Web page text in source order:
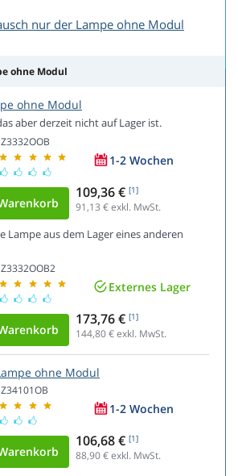
nur der Lampe ohne Modul
ohne Modul
ohne Modul
aber derzeit nicht auf Lager ist.
Z3332OOB
1-2 Wochen
109,36 € [1]
91,13 € exkl. MwSt.
Lampe aus dem Lager eines anderen
Z3332OOB2
Externes Lager
173,76 € [1]
144,80€ exkl. MwSt.
ohne Modul
Z34101OB
1-2 Wochen
106,68 € [1]
88,90€ exkl. MwSt.